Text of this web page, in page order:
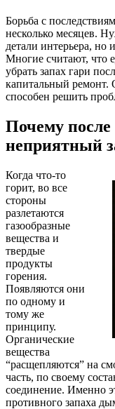
Борьба с
несколько месяцев.
детали интерьера, но
Многие считают, что
убрать запах гари
капитальный ремонт.
способен решить
Почему после
неприятный
Когда что-то
горит, во все
стороны
разлетаются
газообразные
вещества и
твердые
продукты
горения.
Появляются они
по одному и
тому же
принципу.
Органические
вещества
“расщепляются” на
часть, по своему
соединение. Именно
противного запаха